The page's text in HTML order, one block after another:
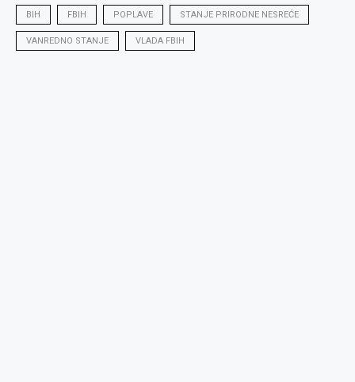
BIH FBIH POPLAVE STANJE PRIRODNE NESREĆE
VANREDNO STANJE VLADA FBIH